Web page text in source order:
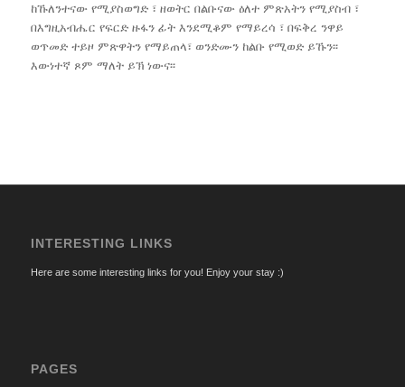
ከኹለንተናው የሚያስወግድ ፣ ዘወትር በልቡናው ዕለተ ምጽአትን የሚያስብ ፣
በእግዚአብሔር የፍርድ ዙፋን ፊት እንደሚቆም የማይረሳ ፣ በፍቅረ ንዋይ
ወጥመድ ተይዞ ምጽዋትን የማይጠላ፣ ወንድሙን ከልቡ የሚወድ ይኹን፡፡
እውነተኛ ጾም ማለት ይኽ ነውና፡፡
INTERESTING LINKS
Here are some interesting links for you! Enjoy your stay :)
PAGES